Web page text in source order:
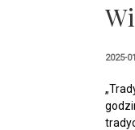
2025-